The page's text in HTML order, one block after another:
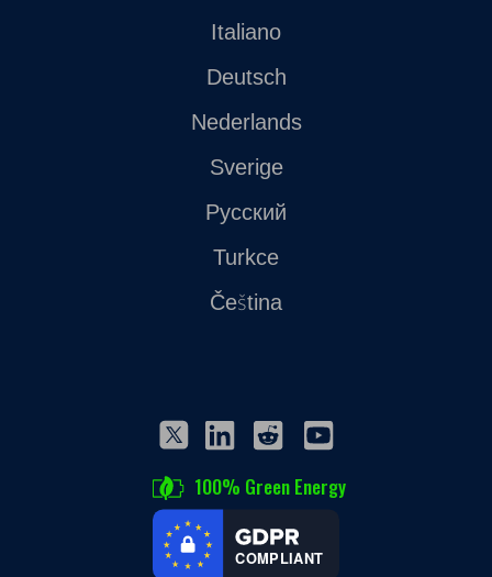
Italiano
Deutsch
Nederlands
Sverige
Русский
Turkce
Čeština
100% Green Energy
COMPLIANT